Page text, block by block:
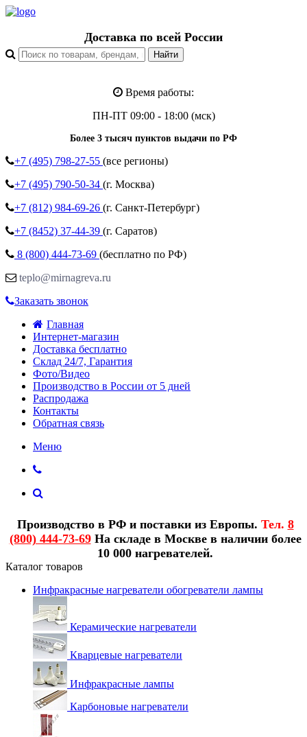
Доставка по всей России
Время работы:
ПН-ПТ 09:00 - 18:00 (мск)
Более 3 тысяч пунктов выдачи по РФ
+7 (495) 798-27-55 (все регионы)
+7 (495) 790-50-34 (г. Москва)
+7 (812) 984-69-26 (г. Санкт-Петербург)
+7 (8452) 37-44-39 (г. Саратов)
8 (800) 444-73-69 (бесплатно по РФ)
teplo@mirnagreva.ru
Заказать звонок
Главная
Интернет-магазин
Доставка бесплатно
Склад 24/7, Гарантия
Фото/Видео
Производство в России от 5 дней
Распродажа
Контакты
Обратная связь
Меню
Производство в РФ и поставки из Европы. Тел. 8
(800) 444-73-69На складе в Москве в наличии более
10 000 нагревателей.
Каталог товаров
Инфракрасные нагреватели обогреватели лампы
Керамические нагреватели
Кварцевые нагреватели
Инфракрасные лампы
Карбоновые нагреватели